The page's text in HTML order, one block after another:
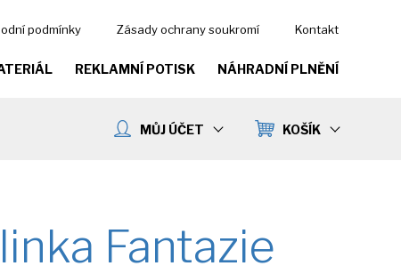
podmínky Zásady ochrany soukromí Kontakt
REKLAMNÍ POTISK NÁHRADNÍ PLNĚNÍ
KOŠÍK
MŮJ ÚČET
Fantazie